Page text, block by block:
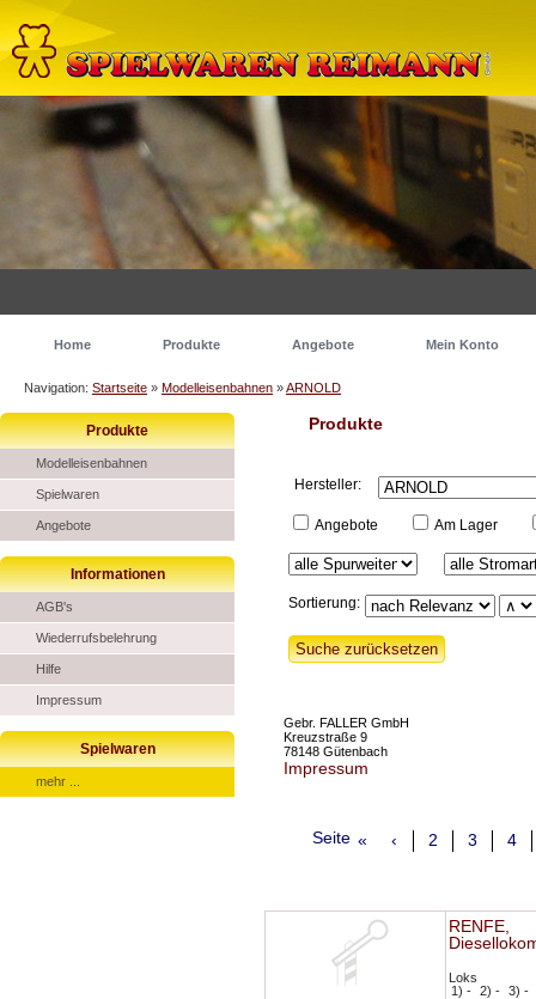
Home Produkte Angebote Mein Konto
Navigation: Startseite » Modelleisenbahnen »ARNOLD
Produkte
Modelleisenbahnen
Spielwaren
Angebote
Informationen
AGB's
Wiederrufsbelehrung
Hilfe
Impressum
Spielwaren
mehr ...
Produkte
Hersteller:
Angebote Am Lager
Sortierung:
Gebr. FALLER GmbH
Kreuzstraße 9
78148 Gütenbach
Impressum
Seite « ‹ 2 3 4
RENFE,
Loks
1) - 2) - 3) -